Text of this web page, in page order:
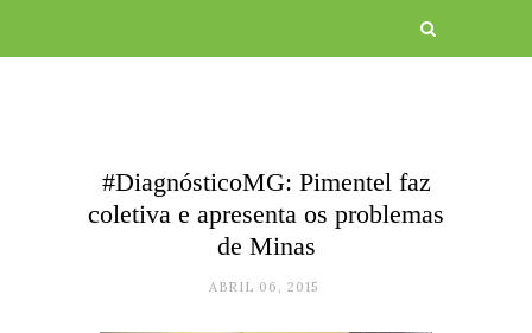
#DiagnósticoMG: Pimentel faz
coletiva e apresenta os problemas
de Minas
ABRIL 06, 2015